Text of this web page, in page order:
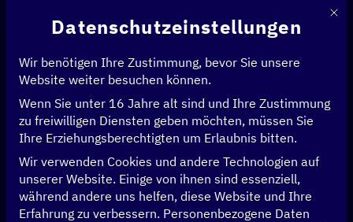
Startseite > Initiativen > Digitalzentrum Kamerun
Digitalzentrum
Kamerun
Mit
Datenschutzeinstellungen
Wir benötigen Ihre Zustimmung, bevor Sie unsere
Website weiter besuchen können.
Wenn Sie unter 16 Jahre alt sind und Ihre Zustimmung
zu freiwilligen Diensten geben möchten, müssen Sie
Ihre Erziehungsberechtigten um Erlaubnis bitten.
Wir verwenden Cookies und andere Technologien auf
unserer Website. Einige von ihnen sind essenziell,
während andere uns helfen, diese Website und Ihre
Erfahrung zu verbessern. Personenbezogene Daten